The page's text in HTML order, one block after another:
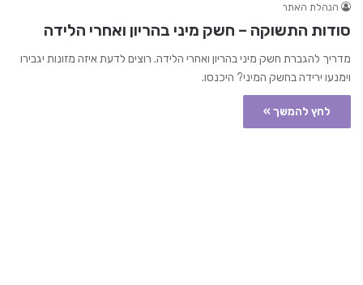
הנהלת האתר
סודות התשוקה – חשק מיני בהריון ואחרי הלידה
מדריך להגברת חשק מיני בהריון ואחרי הלידה. רוצים לדעת איזה מזונות יגבירו
וימנעו ירידה בחשק המיני? היכנסו.
לחץ להמשך »